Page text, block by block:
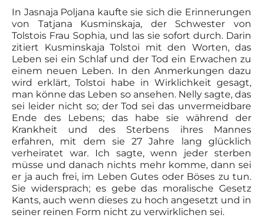
In Jasnaja Poljana kaufte sie sich die Erinnerungen
von Tatjana Kusminskaja, der Schwester von
Tolstois Frau Sophia, und las sie sofort durch. Darin
zitiert Kusminskaja Tolstoi mit den Worten, das
Leben sei ein Schlaf und der Tod ein Erwachen zu
einem neuen Leben. In den Anmerkungen dazu
wird erklärt, Tolstoi habe in Wirklichkeit gesagt,
man könne das Leben so ansehen. Nelly sagte, das
sei leider nicht so; der Tod sei das unvermeidbare
Ende des Lebens; das habe sie während der
Krankheit und des Sterbens ihres Mannes
erfahren, mit dem sie 27 Jahre lang glücklich
verheiratet war. Ich sagte, wenn jeder sterben
müsse und danach nichts mehr komme, dann sei
er ja auch frei, im Leben Gutes oder Böses zu tun.
Sie widersprach; es gebe das moralische Gesetz
Kants, auch wenn dieses zu hoch angesetzt und in
seiner reinen Form nicht zu verwirklichen sei.